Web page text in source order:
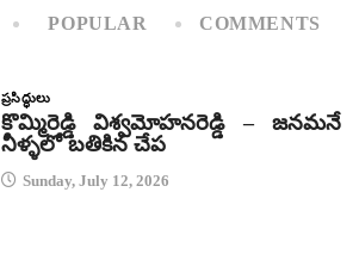
POPULAR COMMENTS
ప్రసిద్ధులు
కొమ్మిరెడ్డి విశ్వమోహనరెడ్డి – జనమనే
నీళ్ళలో బతికిన చేప
Sunday, July 12, 2026